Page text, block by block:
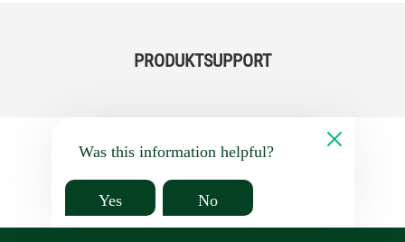
PRODUKTSUPPORT
Was this information helpful?
Yes No